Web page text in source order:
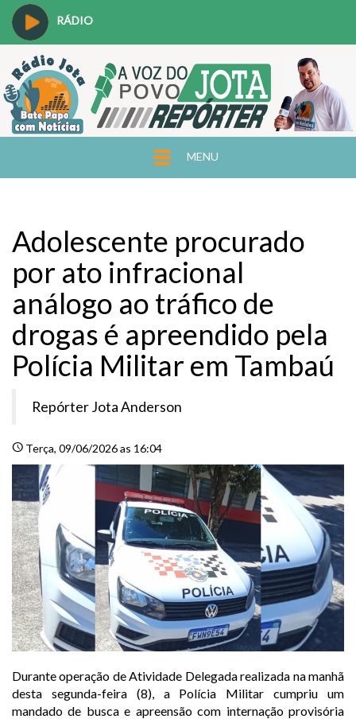
RÁDIO
MENU
Adolescente procurado
por ato infracional
análogo ao tráfico de
drogas é apreendido pela
Polícia Militar em Tambaú
Repórter Jota Anderson
schedule Terça, 09/06/2026 as 16:04
Durante operação de Atividade Delegada realizada na manhã
desta segunda-feira (8), a Polícia Militar cumpriu um
mandado de busca e apreensão com internação provisória